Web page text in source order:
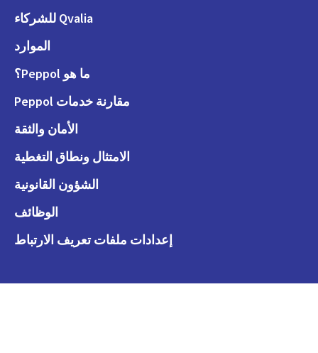
Qvalia للشركاء
الموارد
ما هو Peppol؟
مقارنة خدمات Peppol
الأمان والثقة
الامتثال ونطاق التغطية
الشؤون القانونية
الوظائف
إعدادات ملفات تعريف الارتباط